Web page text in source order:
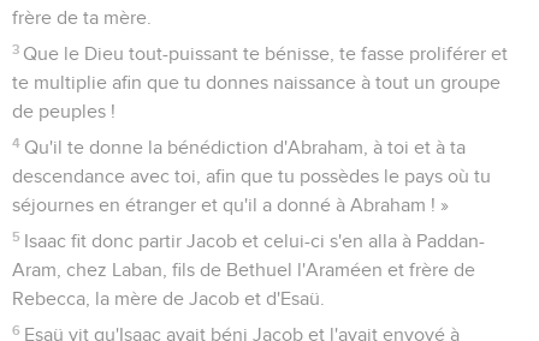
frère de ta mère.
3 Que le Dieu tout-puissant te bénisse, te fasse proliférer et
te multiplie afin que tu donnes naissance à tout un groupe
de peuples !
4 Qu'il te donne la bénédiction d'Abraham, à toi et à ta
descendance avec toi, afin que tu possèdes le pays où tu
séjournes en étranger et qu'il a donné à Abraham ! »
5 Isaac fit donc partir Jacob et celui-ci s'en alla à Paddan-
Aram, chez Laban, fils de Bethuel l'Araméen et frère de
Rebecca, la mère de Jacob et d'Esaü.
6 Esaü vit qu'Isaac avait béni Jacob et l'avait envoyé à